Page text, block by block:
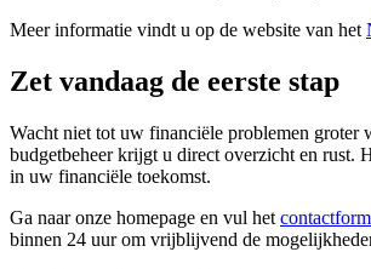
Meer informatie vindt u op de website van het
Zet vandaag de eerste stap
Wacht niet tot uw financiële problemen groter
budgetbeheer krijgt u direct overzicht en rust.
in uw financiële toekomst.
Ga naar onze homepage en vul het
binnen 24 uur om vrijblijvend de